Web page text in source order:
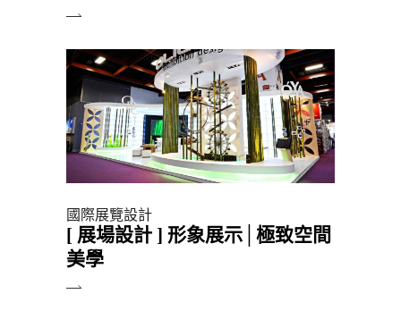
國際展覽設計
[ 展場設計 ] 形象展示│極致空間
美學